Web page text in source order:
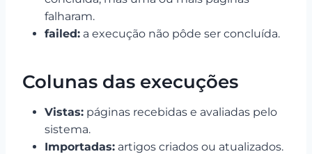
falharam.
failed: a execução não pôde ser concluída.
Colunas das execuções
Vistas: páginas recebidas e avaliadas pelo
sistema.
Importadas: artigos criados ou atualizados.